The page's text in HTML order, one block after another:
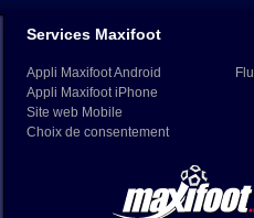
Services Maxifoot
Appli Maxifoot Android
Appli Maxifoot iPhone
Site web Mobile
Choix de consentement